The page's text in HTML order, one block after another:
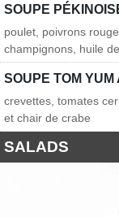
SOUPE
poulet, poivrons
champignons, huile
SOUPE TOM
crevettes, tomates
et chair de crabe
SALADS